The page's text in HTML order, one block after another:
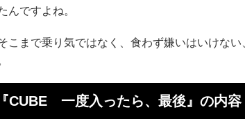
んですよね。
こまで乗り気ではなく、食わず嫌いはいけな
CUBE 一度入ったら、最後』の内容